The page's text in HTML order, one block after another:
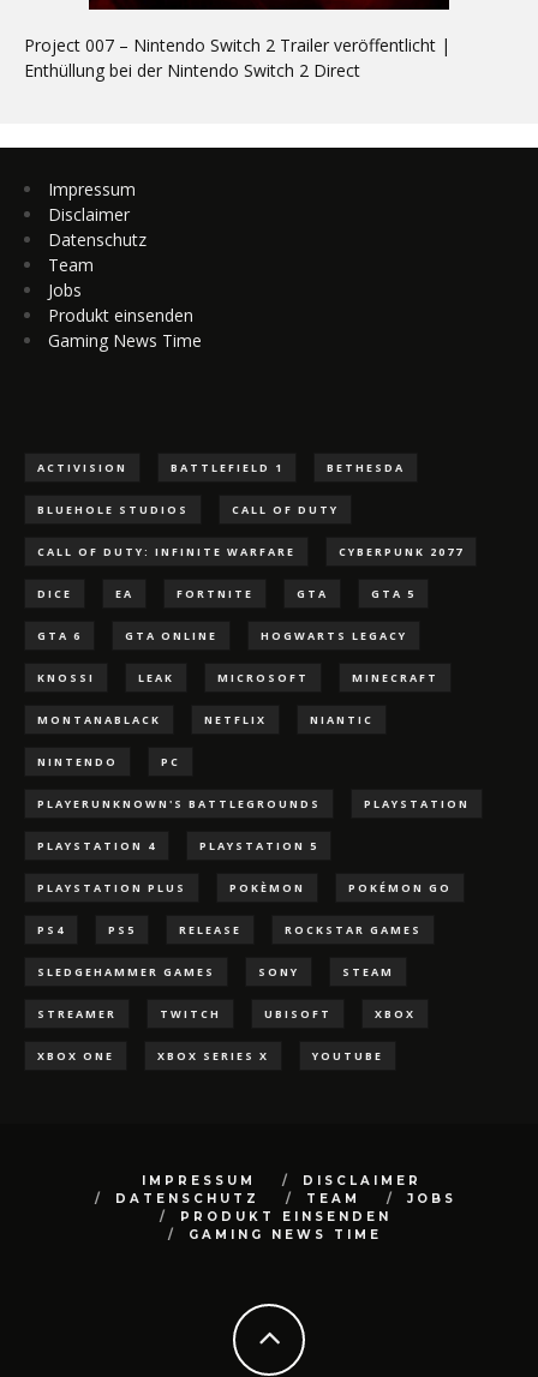
Project 007 – Nintendo Switch 2 Trailer veröffentlicht |
Enthüllung bei der Nintendo Switch 2 Direct
Impressum
Disclaimer
Datenschutz
Team
Jobs
Produkt einsenden
Gaming News Time
ACTIVISION BATTLEFIELD 1 BETHESDA
BLUEHOLE STUDIOS CALL OF DUTY
CALL OF DUTY: INFINITE WARFARE CYBERPUNK 2077
DICE EA FORTNITE GTA GTA 5
GTA 6 GTA ONLINE HOGWARTS LEGACY
KNOSSI LEAK MICROSOFT MINECRAFT
MONTANABLACK NETFLIX NIANTIC
NINTENDO PC
PLAYERUNKNOWN'S BATTLEGROUNDS PLAYSTATION
PLAYSTATION 4 PLAYSTATION 5
PLAYSTATION PLUS POKÈMON POKÉMON GO
PS4 PS5 RELEASE ROCKSTAR GAMES
SLEDGEHAMMER GAMES SONY STEAM
STREAMER TWITCH UBISOFT XBOX
XBOX ONE XBOX SERIES X YOUTUBE
IMPRESSUM
DISCLAIMER
DATENSCHUTZ
TEAM
JOBS
PRODUKT EINSENDEN
GAMING NEWS TIME